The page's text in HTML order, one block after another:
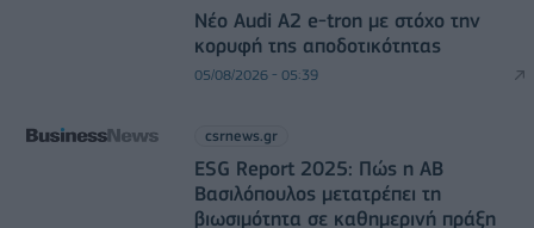
Νέο Audi A2 e-tron με στόχο την
κορυφή της αποδοτικότητας
05/08/2026 - 05:39
csrnews.gr
ESG Report 2025: Πώς η ΑΒ
Βασιλόπουλος μετατρέπει τη
βιωσιμότητα σε καθημερινή πράξη